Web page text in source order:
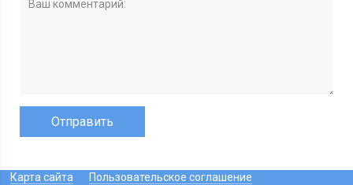
Карта сайта Пользовательское соглашение